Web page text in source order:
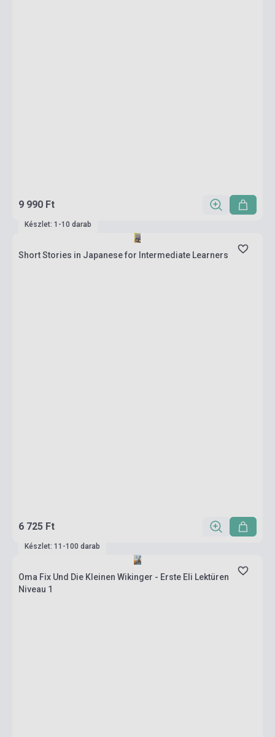
9 990 Ft
Készlet: 1-10 darab
Short Stories in Japanese for Intermediate Learners
6 725 Ft
Készlet: 11-100 darab
Oma Fix Und Die Kleinen Wikinger - Erste Eli Lektüren
Niveau 1